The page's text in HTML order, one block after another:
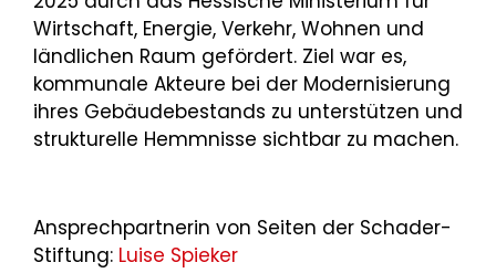
Wirtschaft, Energie, Verkehr, Wohnen und
ländlichen Raum gefördert. Ziel war es,
kommunale Akteure bei der Modernisierung
ihres Gebäudebestands zu unterstützen und
strukturelle Hemmnisse sichtbar zu machen.
Ansprechpartnerin von Seiten der Schader-
Stiftung: Luise Spieker